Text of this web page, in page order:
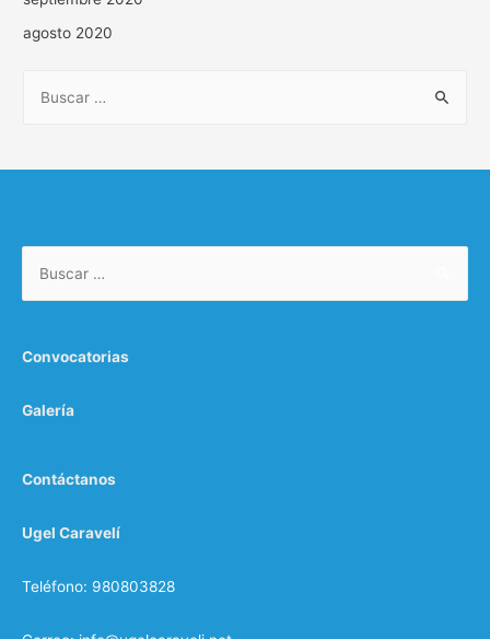
agosto 2020
c
Convocatorias
Galería
Contáctanos
Ugel Caravelí
Teléfono: 980803828